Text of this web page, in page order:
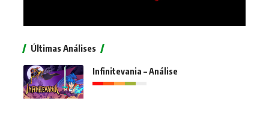
Últimas Análises
Infinitevania – Análise